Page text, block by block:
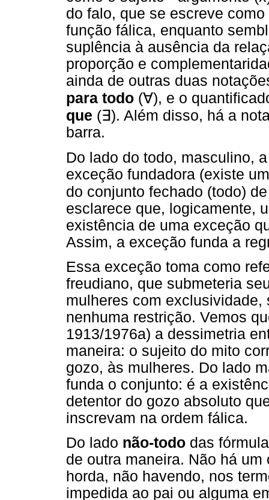
do falo, que se escreve como
função fálica, enquanto
suplência à ausência da
proporção e
ainda de outras duas
para todo (∀), e o
que (∃). Além disso, há a
barra.
Do lado do todo, masculino,
exceção fundadora (existe
do conjunto fechado (todo)
esclarece que, logicamente,
existência de uma exceção
Assim, a exceção funda a
Essa exceção toma como
freudiano, que submeteria
mulheres com
nenhuma restrição. Vemos
1913/1976a) a dessimetria
maneira: o sujeito do mito
gozo, às mulheres. Do lado
funda o conjunto: é a
detentor do gozo absoluto
inscrevam na ordem fálica.
Do lado não-todo das
de outra maneira. Não há
horda, não havendo, nos
impedida ao pai ou alguma